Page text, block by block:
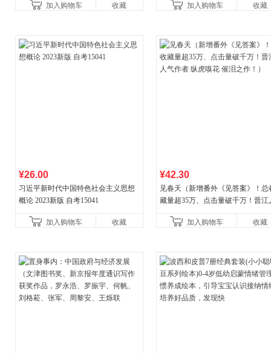
加入购物车
收藏 加入购物车 收藏
¥26.00
习近平新时代中国特色社会主义思想
概论 2023新版 自考15041
加入购物车 收藏
¥42.30
见春天（新增番外《见答案》！总
藏量超35万、点击量破千万！晋江
加入购物车
收藏